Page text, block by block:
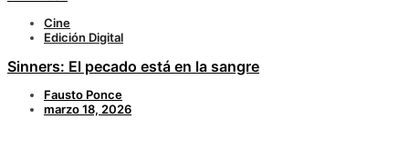
Cine
Edición Digital
Sinners: El pecado está en la sangre
Fausto Ponce
marzo 18, 2026